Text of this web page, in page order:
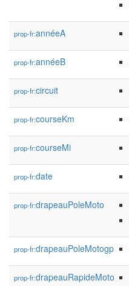
prop-fr:annéeA
prop-fr:annéeB
prop-fr:circuit
prop-fr:courseKm
prop-fr:courseMi
prop-fr:date
prop-fr:drapeauPoleMoto
prop-fr:drapeauPoleMotogp
prop-fr:drapeauRapideMoto